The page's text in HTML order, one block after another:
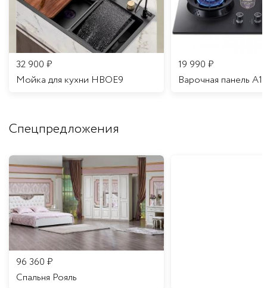
32 900 ₽
Мойка для кухни HBOE9
19 990 ₽
Варочная панель A16
Спецпредложения
96 360 ₽
Спальня Рояль